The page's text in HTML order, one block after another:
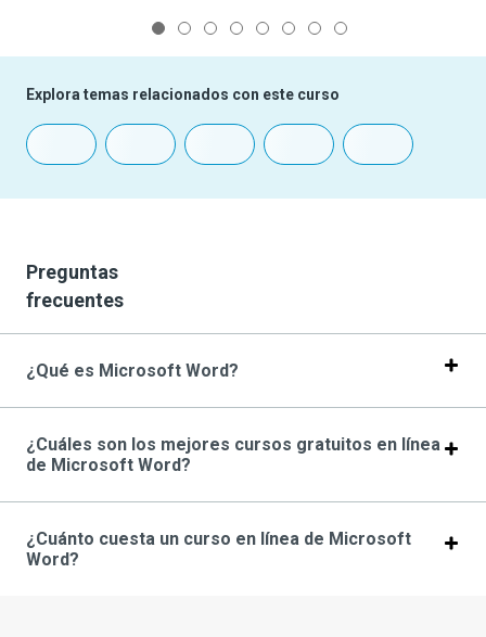
Explora temas relacionados con este curso
Preguntas
frecuentes
¿Qué es Microsoft Word?
¿Cuáles son los mejores cursos gratuitos en línea
de Microsoft Word?
¿Cuánto cuesta un curso en línea de Microsoft
Word?